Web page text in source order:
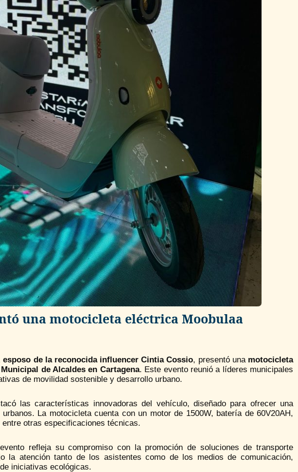
una motocicleta eléctrica Moobulaa
esposo de la reconocida influencer Cintia Cossio, presentó una motocicleta
de Alcaldes en Cartagena. Este evento reunió a líderes municipales
de movilidad sostenible y desarrollo urbano.
las características innovadoras del vehículo, diseñado para ofrecer una
La motocicleta cuenta con un motor de 1500W, batería de 60V20AH,
otras especificaciones técnicas.
refleja su compromiso con la promoción de soluciones de transporte
la atención tanto de los asistentes como de los medios de comunicación,
iniciativas ecológicas.